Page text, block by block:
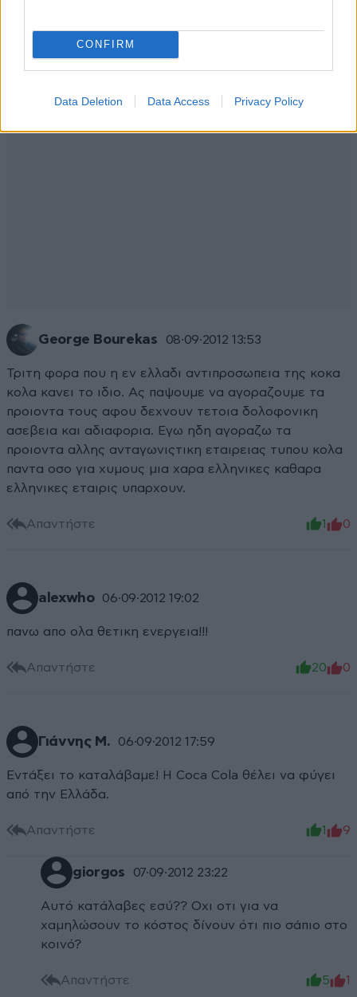
CONFIRM
Data Deletion Data Access Privacy Policy
George Bourekas 08·09·2012 13:53
Τριτη φορα που η εν ελλαδι αντιπροσωπεια της κοκα
κολα κανει το ιδιο. Ας παψουμε να αγοραζουμε τα
προιοντα τους αφου δεχνουν τετοια δολοφονικη
ασεβεια και αδιαφορια. Εγω ηδη αγοραζω τα
προιοντα αλλης ανταγωνιςτικη εταιρειας τυπου κολα
παντα οσο για χυμους μια χαρα ελληνικες καθαρα
ελληνικες εταιρις υπαρχουν.
Απαντήστε 1 0
alexwho 06·09·2012 19:02
πανω απο ολα θετικη ενεργεια!!!
Απαντήστε 20 0
Γιάννης Μ. 06·09·2012 17:59
Εντάξει το καταλάβαμε! Η Coca Cola θέλει να φύγει
από την Ελλάδα.
Απαντήστε 1 9
giorgos 07·09·2012 23:22
Αυτό κατάλαβες εσύ?? Οχι οτι για να
χαμηλώσουν το κόστος δίνουν ότι πιο σάπιο στο
κοινό?
Απαντήστε 5 1